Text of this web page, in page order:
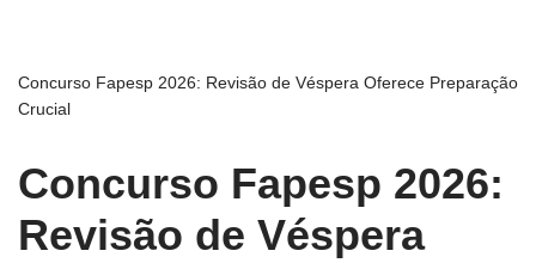
Concurso Fapesp 2026: Revisão de Véspera Oferece Preparação
Crucial
Concurso Fapesp 2026:
Revisão de Véspera